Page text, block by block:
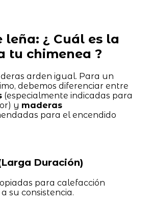
leña: ¿ Cuál es la
tu chimenea ?
arden igual. Para un
debemos diferenciar entre
(especialmente indicadas para
y maderas
para el encendido
Duración)
para calefacción
su consistencia.